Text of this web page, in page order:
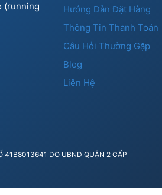
(running
Hướng Dẫn Đặt Hàng
Thông Tin Thanh Toán
Câu Hỏi Thường Gặp
Blog
Liên Hệ
DO UBND QUẬN 2 CẤP